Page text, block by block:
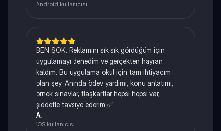
Android kullanıcısı
BEN ŞOK. Reklamını sık sık gördüğüm için
uygulamayı denedim ve gerçekten hayran
kaldım. Bu uygulama okul için tam ihtiyacım
olan şey. Anında ödev yardımı, konu anlatımı,
örnek sınavlar, flaşkartlar hepsi hepsi var,
şiddetle tavsiye ederim ✅
A.
iOS kullanıcısı